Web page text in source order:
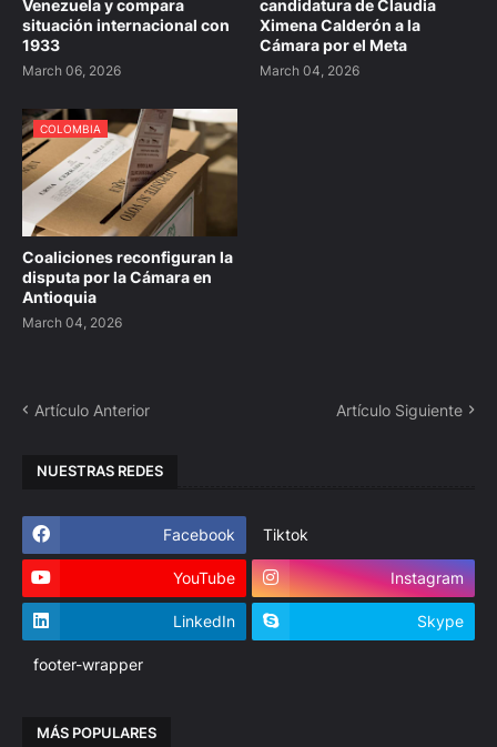
Venezuela y compara
situación internacional con
1933
March 06, 2026
candidatura de Claudia
Ximena Calderón a la
Cámara por el Meta
March 04, 2026
COLOMBIA
Coaliciones reconfiguran la
disputa por la Cámara en
Antioquia
March 04, 2026
Artículo Anterior Artículo Siguiente
NUESTRAS REDES
Facebook Tiktok
YouTube Instagram
LinkedIn Skype
footer-wrapper
MÁS POPULARES